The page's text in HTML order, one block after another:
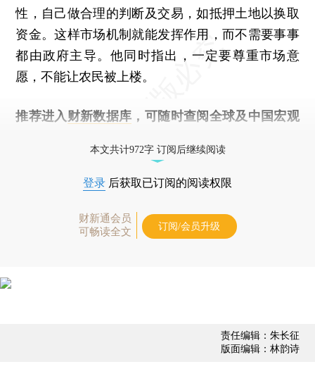
性，自己做合理的判断及交易，如抵押土地以换取
资金。这样市场机制就能发挥作用，而不需要事事
都由政府主导。他同时指出，一定要尊重市场意
愿，不能让农民被上楼。
推荐进入 财新数据库 ，可随时查阅全球及中国宏观
本文共计972字 订阅后继续阅读
登录 后获取已订阅的阅读权限
财新通会员
可畅读全文
订阅/会员升级
责任编辑：朱长征
版面编辑：林韵诗